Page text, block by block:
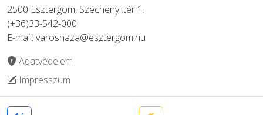
2500 Esztergom, Széchenyi tér 1.
(+36)33-542-000
E-mail: varoshaza@esztergom.hu
Adatvédelem
Impresszum